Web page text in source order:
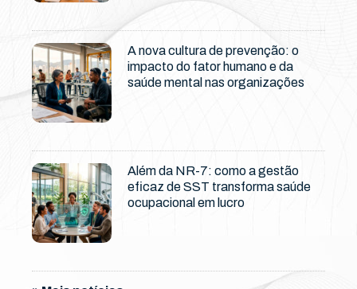
A nova cultura de prevenção: o
impacto do fator humano e da
saúde mental nas organizações
Além da NR-7: como a gestão
eficaz de SST transforma saúde
ocupacional em lucro